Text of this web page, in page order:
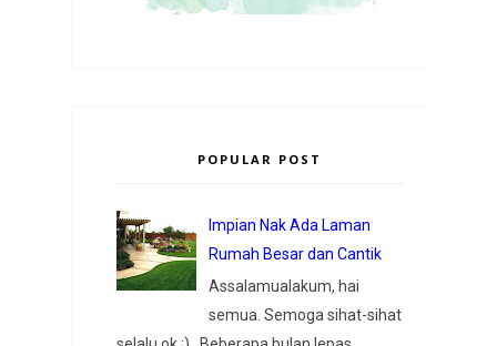
POPULAR POST
Impian Nak Ada Laman
Rumah Besar dan Cantik
Assalamualakum, hai
semua. Semoga sihat-sihat